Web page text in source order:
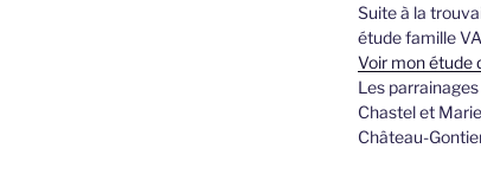
Suite à la
étude famille
Voir mon étude
Les
Chastel et
Château-